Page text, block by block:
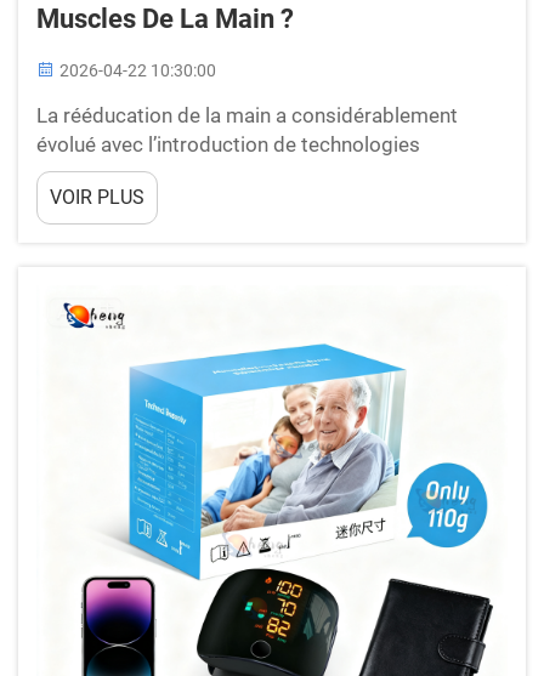
Muscles De La Main ?
2026-04-22 10:30:00
La rééducation de la main a considérablement
évolué avec l’introduction de technologies
thérapeutiques avancées, notamment grâce au
développement de gants spécialisés de
rééducation de la main. Ces dispositifs innovants
VOIR PLUS